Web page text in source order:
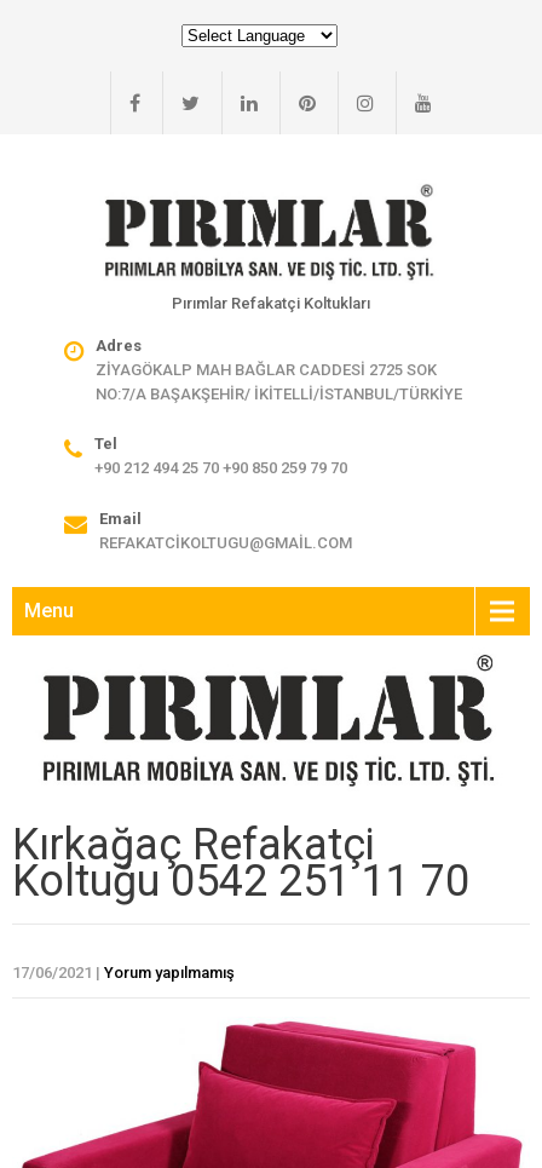
Pırımlar Refakatçi Koltukları
Adres
ZİYAGÖKALP MAH BAĞLAR CADDESİ 2725 SOK
NO:7/A BAŞAKŞEHİR/ İKİTELLİ/İSTANBUL/TÜRKİYE
Tel
+90 212 494 25 70 +90 850 259 79 70
Email
REFAKATCIKOLTUGU@GMAIL.COM
Menu
Kırkağaç Refakatçi
Koltuğu 0542 251 11 70
17/06/2021 | Yorum yapılmamış